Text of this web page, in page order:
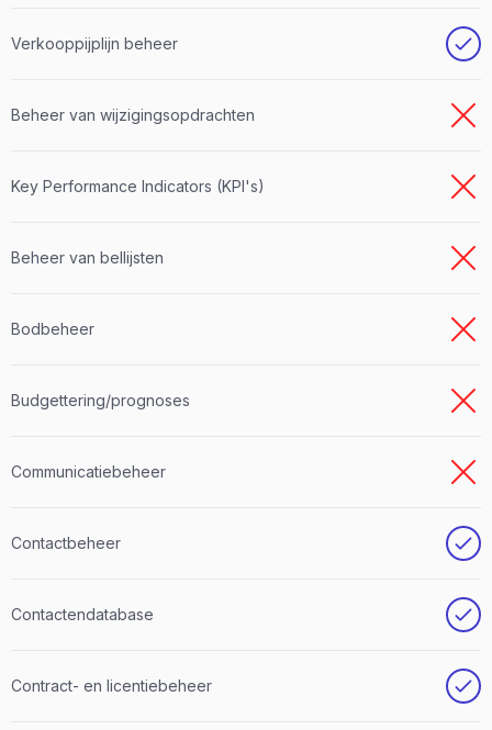
Verkooppijplijn beheer
Beheer van wijzigingsopdrachten
Key Performance Indicators (KPI's)
Beheer van bellijsten
Bodbeheer
Budgettering/prognoses
Communicatiebeheer
Contactbeheer
Contactendatabase
Contract- en licentiebeheer